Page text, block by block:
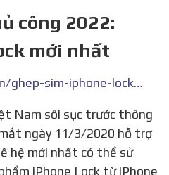
công 2022:
mới nhất
https://halomobile.vn/ghep-sim-iphone-lock-moi-nhat.html
ngày 11/3/2020 hỗ trợ
hệ mới nhất có thể sử
iPhone Lock từ iPhone